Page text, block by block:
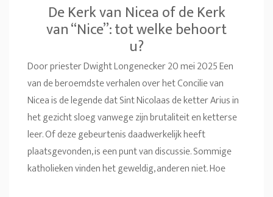
De Kerk van Nicea of de Kerk
van “Nice”: tot welke behoort
u?
Door priester Dwight Longenecker 20 mei 2025 Een
van de beroemdste verhalen over het Concilie van
Nicea is de legende dat Sint Nicolaas de ketter Arius in
het gezicht sloeg vanwege zijn brutaliteit en ketterse
leer. Of deze gebeurtenis daadwerkelijk heeft
plaatsgevonden, is een punt van discussie. Sommige
katholieken vinden het geweldig, anderen niet. Hoe